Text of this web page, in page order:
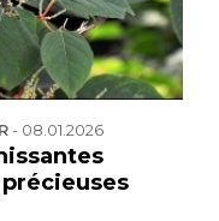
- 08.01.2026